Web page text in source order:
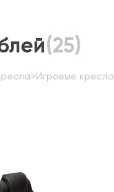
(25)
> Игровые кресла